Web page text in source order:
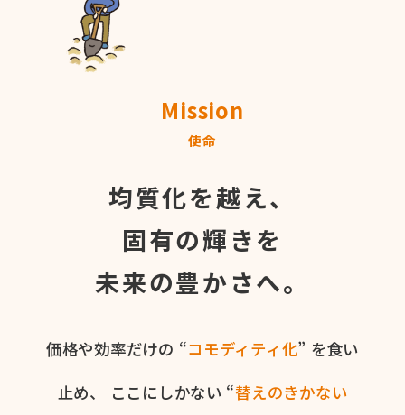
Mission
使命
均質化を越え、
固有の輝きを
未来の豊かさへ。
価格や​効率だけの​ “コモディティ化” を​食い​
止め、
ここに​しかない​ “替えの​きかない​